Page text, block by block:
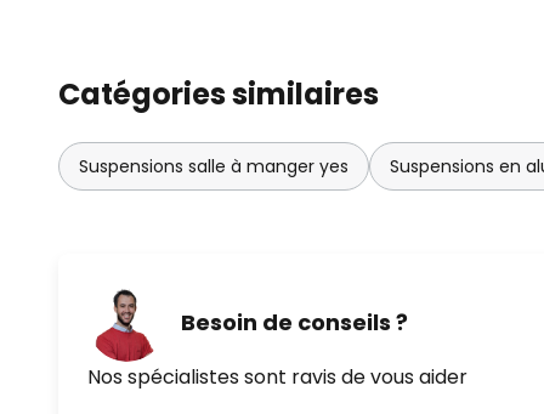
Catégories similaires
Suspensions salle à manger yes Suspensions en
Besoin de conseils ?
Nos spécialistes sont ravis de vous aider